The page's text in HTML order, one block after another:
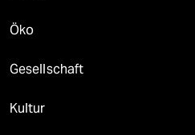
Öko
Gesellschaft
Kultur